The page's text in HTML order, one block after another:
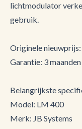
lichtmodulator
gebruik.
Originele
Garantie: 3 maanden
Belangrijkste
Model: LM 400
Merk: JB Systems